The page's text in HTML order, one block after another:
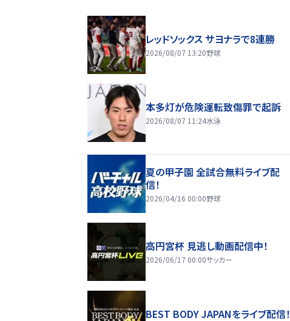
レッドソックス サヨナラで8連勝
2026/08/07 13:20野球
本多灯が危険運転致傷罪で起訴
2026/08/07 11:24水泳
夏の甲子園 全試合無料ライブ配
信！
2026/04/16 00:00野球
高円宮杯 見逃し動画配信中！
2026/06/17 00:00サッカー
BEST BODY JAPANをライブ配信！